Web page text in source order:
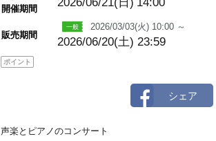
開催期間
販売期間
2026/03/03(火) 10:00 ～
2026/06/20(土) 23:59
ポイント
声楽とピアノのコンサート